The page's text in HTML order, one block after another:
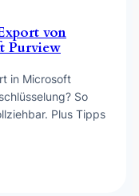
von
Purview
in Microsoft
So
Plus Tipps